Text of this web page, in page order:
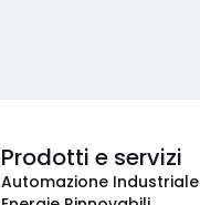
Prodotti e servizi
Automazione Industriale